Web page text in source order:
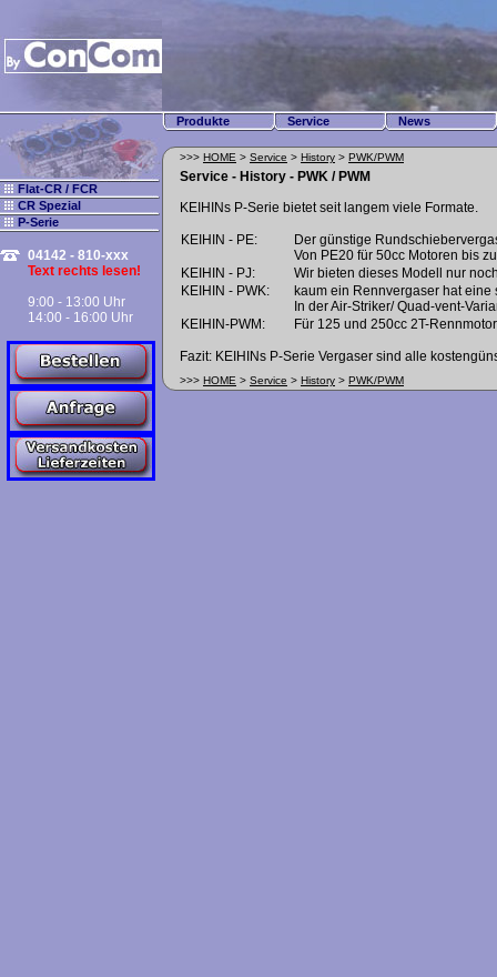
Flat-CR / FCR
CR Spezial
P-Serie
04142 - 810-xxx
Text rechts lesen!
9:00 - 13:00 Uhr
14:00 - 16:00 Uhr
Produkte Service News
>>> HOME > Service > History > PWK/PWM
Service - History - PWK / PWM
KEIHINs P-Serie bietet seit langem viele Formate.
KEIHIN - PE:
Der günstige
Von PE20 für 50cc Motoren bis
KEIHIN - PJ:
Wir bieten dieses Modell nur
KEIHIN - PWK:
kaum ein Rennvergaser hat
In der Air-Striker/ Quad-vent-
KEIHIN-PWM:
Für 125 und 250cc 2T-
Fazit: KEIHINs P-Serie Vergaser sind alle
>>> HOME > Service > History > PWK/PWM